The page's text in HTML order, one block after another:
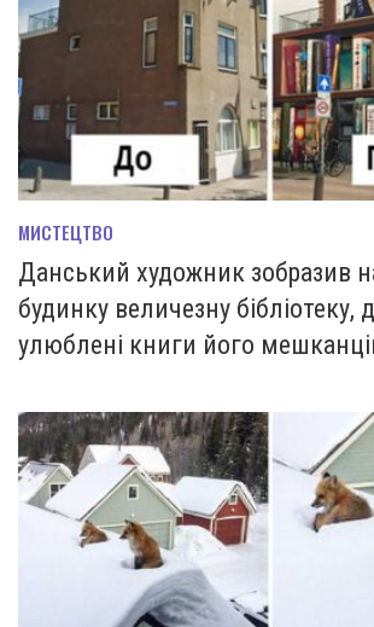
МИСТЕЦТВО
Данський художник зобразив
будинку величезну бібліотеку,
улюблені книги його